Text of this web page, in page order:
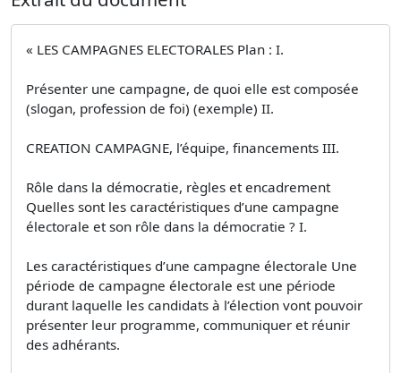
« LES CAMPAGNES ELECTORALES Plan : I.
Présenter une campagne, de quoi elle est composée
(slogan, profession de foi) (exemple) II.
CREATION CAMPAGNE, l’équipe, financements III.
Rôle dans la démocratie, règles et encadrement
Quelles sont les caractéristiques d’une campagne
électorale et son rôle dans la démocratie ? I.
Les caractéristiques d’une campagne électorale Une
période de campagne électorale est une période
durant laquelle les candidats à l’élection vont pouvoir
présenter leur programme, communiquer et réunir
des adhérants.